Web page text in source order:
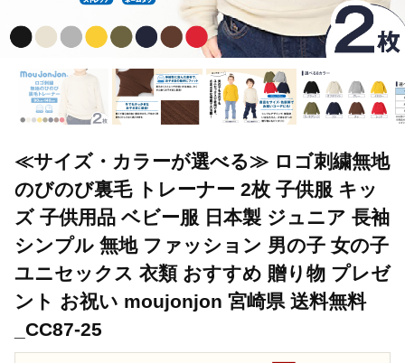
≪サイズ・カラーが選べる≫ ロゴ刺繍無地
のびのび裏毛 トレーナー 2枚 子供服 キッ
ズ 子供用品 ベビー服 日本製 ジュニア 長袖
シンプル 無地 ファッション 男の子 女の子
ユニセックス 衣類 おすすめ 贈り物 プレゼ
ント お祝い moujonjon 宮崎県 送料無料
_CC87-25